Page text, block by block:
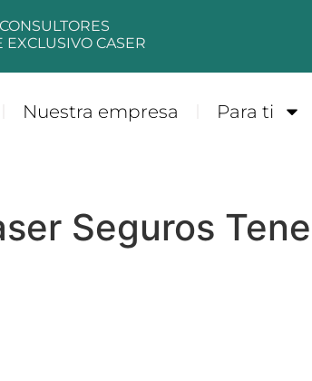
EXCLUSIVO CASER
Nuestra empresa Para ti
Seguros